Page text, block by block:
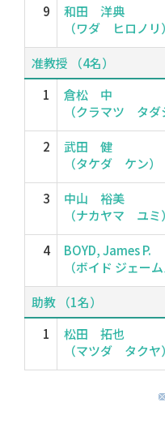
9
和田 洋典
（ワダ ヒロノリ）
准教授 （4名）
1
倉松 中
（クラマツ タダ
2
武田 健
（タケダ ケン）
3
中山 裕美
（ナカヤマ ユミ）
4
BOYD, James P.
（ボイド ジェー
助教 （1名）
1
松田 拓也
（マツダ タクヤ）